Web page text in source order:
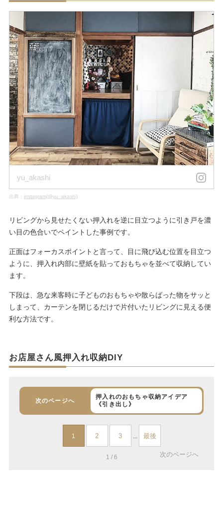
yu_akashi
出典： instagram(@yu_akashi)
リビングから見せたくない押入れを逆に目立つように引き戸を濃
い目の色合いでペイントした事例です。
正面はフォーカスポイントと言って、目に飛び込む位置を目立つ
ように、押入れ内部に壁紙を貼っておもちゃを並べて収納してい
ます。
下段は、急な来客時に子どものおもちゃや散らばった物をサッと
しまって、カーテンを閉じるだけで片付いたリビングに見える便
利な方法です。
お店屋さん風押入れ収納DIY
次のページへ
押入れのおもちゃ収納アイデア
《引き出し》
1 2 3 ... 最後
1 / 6 次のページへ